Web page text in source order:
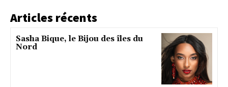
Articles récents
Sasha Bique, le Bijou des îles du
Nord